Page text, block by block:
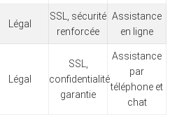
Légal
SSL, sécurité
renforcée
Assistance
en ligne
Légal
SSL,
confidentialité
garantie
Assistance
par
téléphone et
chat